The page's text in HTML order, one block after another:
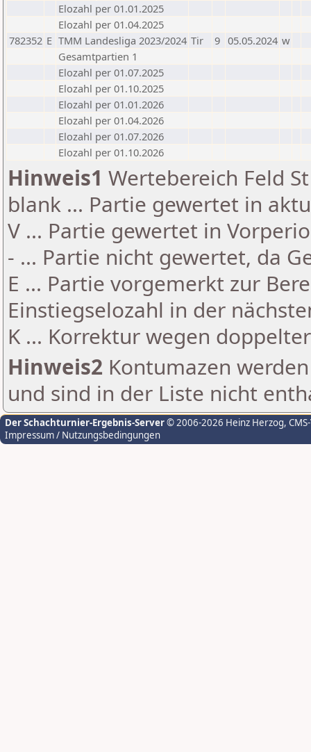
Elozahl per 01.01.2025
Elozahl per 01.04.2025
782352 E TMM Landesliga 2023/2024 Tir 9 05.05.2024 w
Gesamtpartien 1
Elozahl per 01.07.2025
Elozahl per 01.10.2025
Elozahl per 01.01.2026
Elozahl per 01.04.2026
Elozahl per 01.07.2026
Elozahl per 01.10.2026
Hinweis1 Wertebereich Feld
blank ... Partie gewertet in
V ... Partie gewertet in
- ... Partie nicht gewertet, da
E ... Partie vorgemerkt zur
Einstiegselozahl in der
K ... Korrektur wegen
Hinweis2 Kontumazen
und sind in der Liste nicht
Der Schachturnier-Ergebnis-Server© 2006-2026 Heinz Herzog,
Impressum / Nutzungsbedingungen